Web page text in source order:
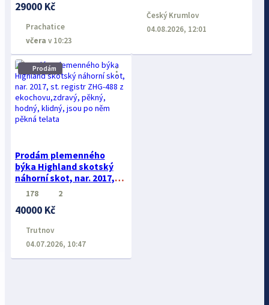
29000 Kč
Prachatice
včera v 10:23
Český Krumlov
04.08.2026, 12:01
Prodám
Prodám plemenného
býka Highland skotský
náhorní skot, nar. 2017,
st. registr ZHG-488 z
hodný, klidný, jsou po něm
⋮
178 2
40000 Kč
Trutnov
04.07.2026, 10:47